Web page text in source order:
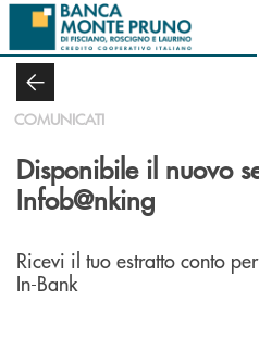
Salta al contenuto principale
COMUNICATI
Disponibile il nuovo
Infob@nking
Ricevi il tuo estratto conto
In-Bank